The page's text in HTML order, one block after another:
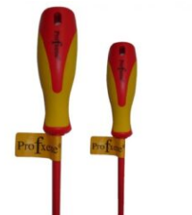
למוצר
זה
יש
מספר
סוגים.
ניתן
לבחור
את
האפשרויות
בעמוד